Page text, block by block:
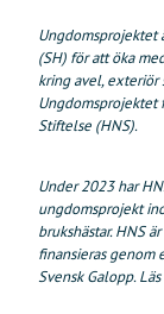
Ungdomsprojektet
(SH) för att öka
kring avel, exteriör
Ungdomsprojektet
Stiftelse (HNS).
Under 2023 har
ungdomsprojekt
brukshästar. HNS
finansieras genom
Svensk Galopp.